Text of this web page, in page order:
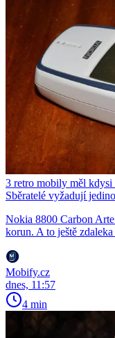
3 retro mobily měl
Sběratelé vyžadují
Nokia 8800 Carbon
korun. A to ještě
Mobify.cz
dnes, 11:57
4 min